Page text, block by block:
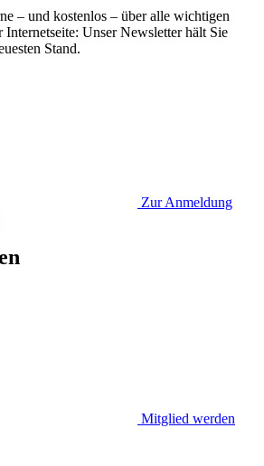
– und kostenlos – über alle wichtigen
Internetseite: Unser Newsletter hält Sie
Stand.
Zur Anmeldung
Mitglied werden